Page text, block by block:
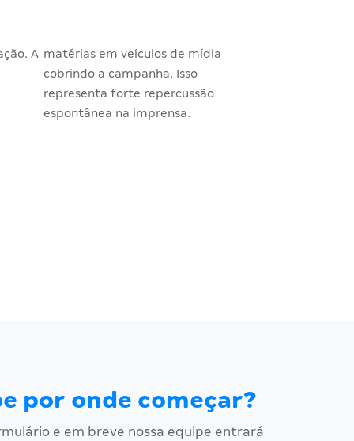
A matérias em veículos de mídia
cobrindo a campanha. Isso
representa forte repercussão
espontânea na imprensa.
por onde começar?
e em breve nossa equipe entrará